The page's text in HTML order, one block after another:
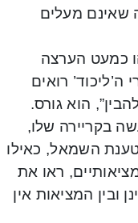
שאינם מעלים
כמעט הערצה
רואים
הוא גורס.
בקריירה שלו,
השמאל, כאילו
ראו את
ובין המציאות אין